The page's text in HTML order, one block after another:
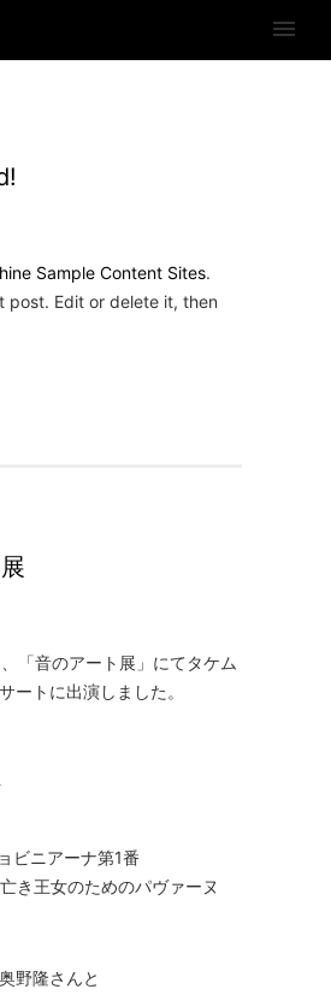
Sample Content Sites.
post. Edit or delete it, then
「音のアート展」にてタケム
ートに出演しました。
ビニアーナ第1番
き王女のためのパヴァーヌ
野隆さんと